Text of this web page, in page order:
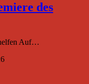
des
Auf…